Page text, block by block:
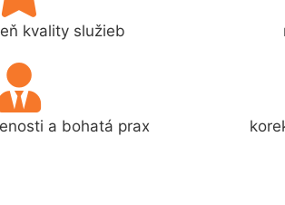
kvality služieb
a bohatá prax